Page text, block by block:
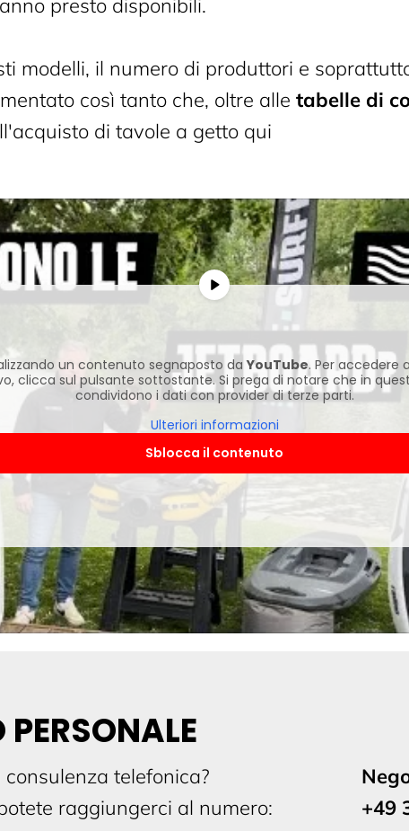
presto disponibili.
modelli, il numero di produttori e
così tanto che, oltre alle tabelle di
di tavole a getto qui
un contenuto segnaposto daYouTube. Per accedere
clicca sul pulsante sottostante. Si prega di notare che in
condividono i dati con provider di terze parti.
Ulteriori informazioni
Sblocca il contenuto
telefonica?
raggiungerci al numero:
+49